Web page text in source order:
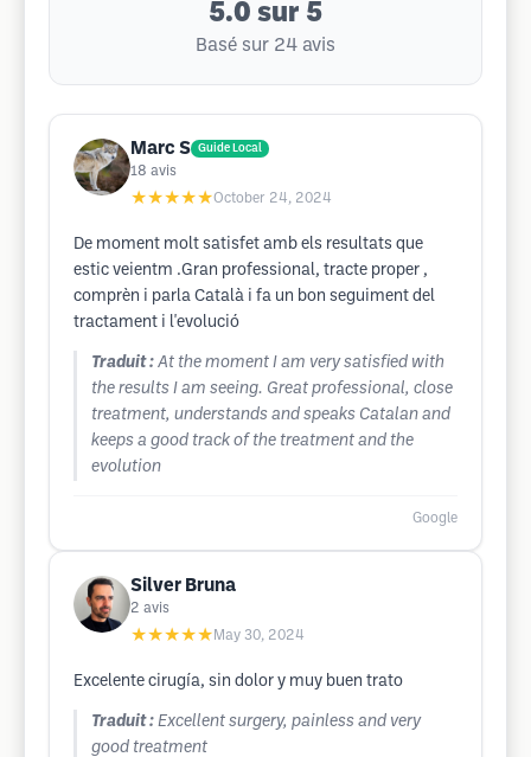
5.0 sur 5
Basé sur 24 avis
Marc S Guide Local
18 avis
★★★★★October 24, 2024
De moment molt satisfet amb els resultats que
estic veientm .Gran professional, tracte proper ,
comprèn i parla Català i fa un bon seguiment del
tractament i l'evolució
Traduit : At the moment I am very satisfied with
the results I am seeing. Great professional, close
treatment, understands and speaks Catalan and
keeps a good track of the treatment and the
evolution
Google
Silver Bruna
2 avis
★★★★★ May 30, 2024
Excelente cirugía, sin dolor y muy buen trato
Traduit : Excellent surgery, painless and very
good treatment